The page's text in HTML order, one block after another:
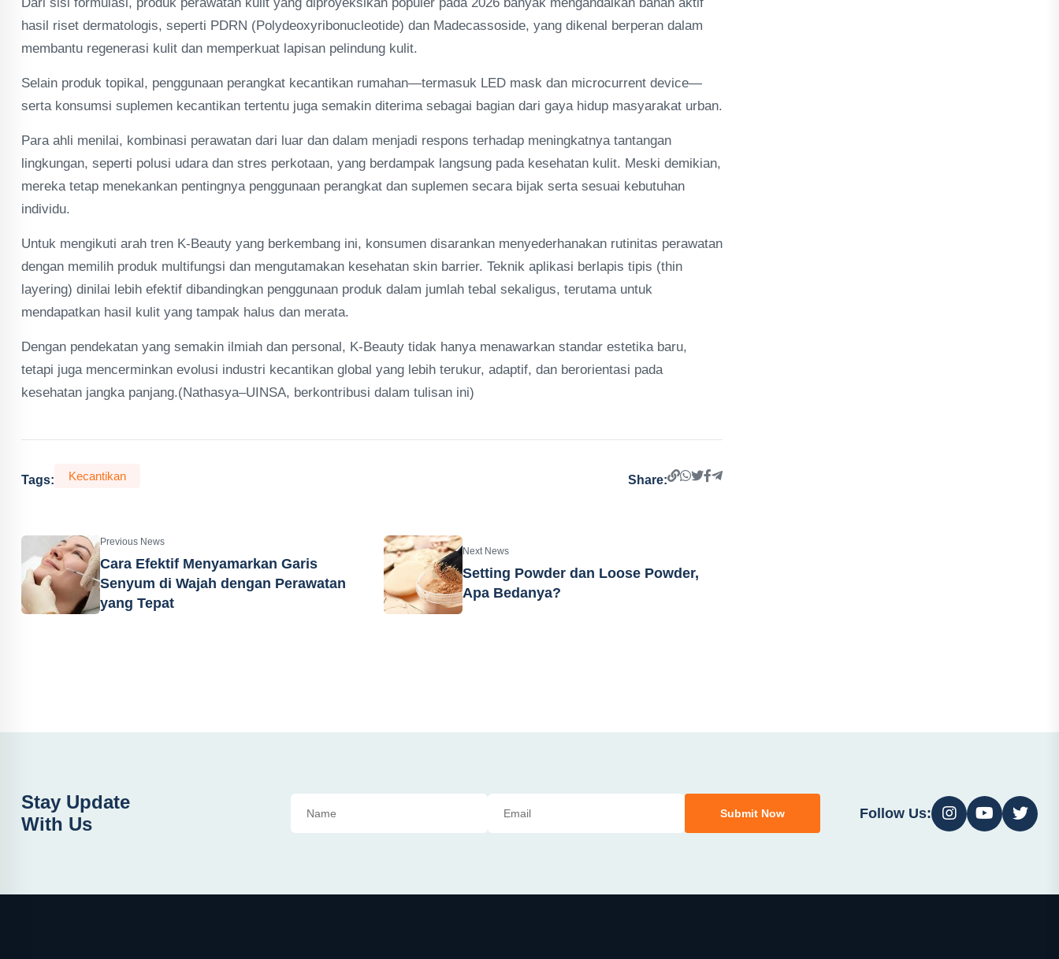
hasil riset dermatologis, seperti PDRN (Polydeoxyribonucleotide) dan Madecassoside, yang dikenal berperan dalam
membantu regenerasi kulit dan memperkuat lapisan pelindung kulit.
Selain produk topikal, penggunaan perangkat kecantikan rumahan—termasuk LED mask dan microcurrent device—
serta konsumsi suplemen kecantikan tertentu juga semakin diterima sebagai bagian dari gaya hidup masyarakat urban.
Para ahli menilai, kombinasi perawatan dari luar dan dalam menjadi respons terhadap meningkatnya tantangan
lingkungan, seperti polusi udara dan stres perkotaan, yang berdampak langsung pada kesehatan kulit. Meski demikian,
mereka tetap menekankan pentingnya penggunaan perangkat dan suplemen secara bijak serta sesuai kebutuhan
individu.
Untuk mengikuti arah tren K-Beauty yang berkembang ini, konsumen disarankan menyederhanakan rutinitas perawatan
dengan memilih produk multifungsi dan mengutamakan kesehatan skin barrier. Teknik aplikasi berlapis tipis (thin
layering) dinilai lebih efektif dibandingkan penggunaan produk dalam jumlah tebal sekaligus, terutama untuk
mendapatkan hasil kulit yang tampak halus dan merata.
Dengan pendekatan yang semakin ilmiah dan personal, K-Beauty tidak hanya menawarkan standar estetika baru,
tetapi juga mencerminkan evolusi industri kecantikan global yang lebih terukur, adaptif, dan berorientasi pada
kesehatan jangka panjang.(Nathasya–UINSA, berkontribusi dalam tulisan ini)
Tags: Kecantikan Share:
Previous News
Cara Efektif Menyamarkan Garis
Senyum di Wajah dengan Perawatan
yang Tepat
Next News
Setting Powder dan Loose Powder,
Apa Bedanya?
Stay Update
With Us
Submit Now Follow Us: